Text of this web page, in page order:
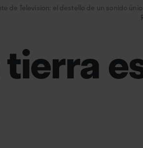
de Television: el destello de un sonido
tierra